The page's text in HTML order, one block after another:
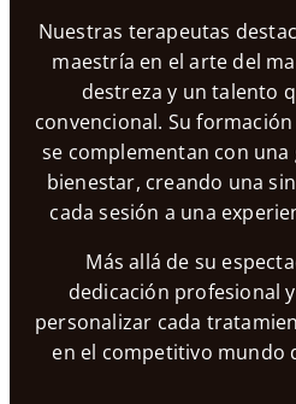
Nuestras terapeutas
maestría en el arte del
destreza y un talento
convencional. Su
se complementan con
bienestar, creando una
cada sesión a una
Más allá de su
dedicación profesional
personalizar cada
en el competitivo mundo